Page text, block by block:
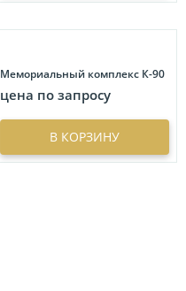
Мемориальный комплекс К-90
цена по запросу
В КОРЗИНУ